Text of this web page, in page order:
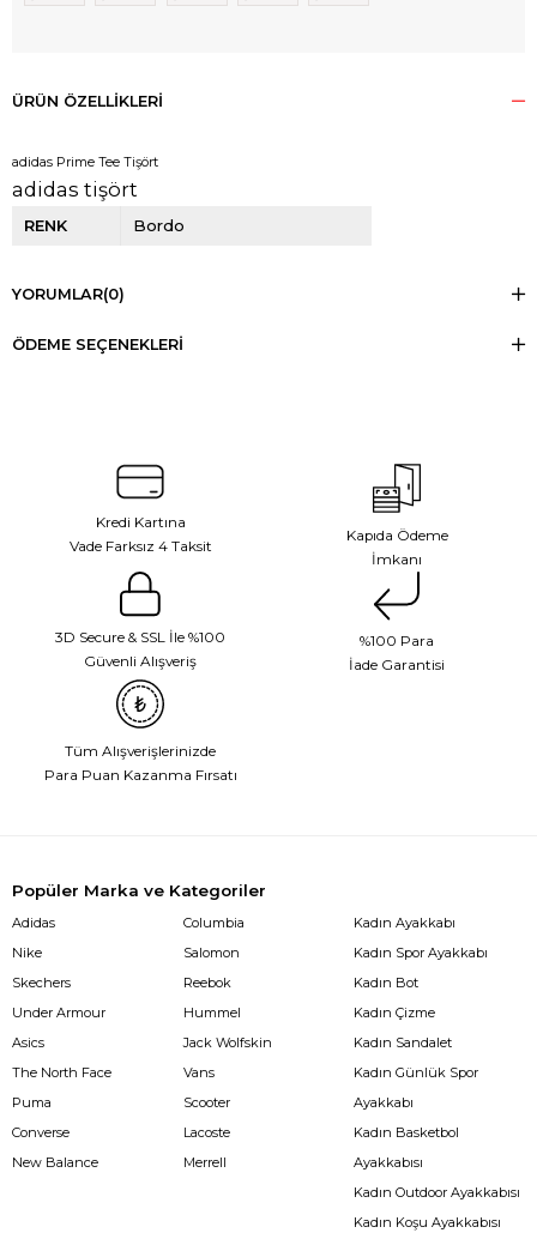
ÜRÜN ÖZELLIKLERI
adidas Prime Tee Tişört
adidas tişört
RENK Bordo
YORUMLAR(0)
ÖDEME SEÇENEKLERI
Kredi Kartına
Vade Farksız 4 Taksit
Kapıda Ödeme
İmkanı
3D Secure & SSL İle %100
Güvenli Alışveriş
%100 Para
İade Garantisi
Tüm Alışverişlerinizde
Para Puan Kazanma Fırsatı
Popüler Marka ve Kategoriler
Adidas
Nike
Skechers
Under Armour
Asics
The North Face
Puma
Converse
New Balance
Columbia
Salomon
Reebok
Hummel
Jack Wolfskin
Vans
Scooter
Lacoste
Merrell
Kadın Ayakkabı
Kadın Spor Ayakkabı
Kadın Bot
Kadın Çizme
Kadın Sandalet
Kadın Günlük Spor
Ayakkabı
Kadın Basketbol
Ayakkabısı
Kadın Outdoor Ayakkabısı
Kadın Koşu Ayakkabısı